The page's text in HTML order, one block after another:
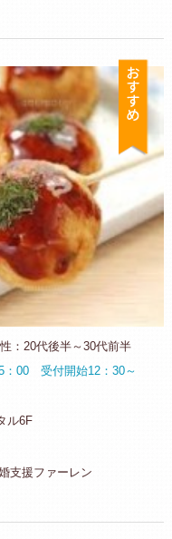
お
：20代後半～30代前半
：00 受付開始12：30～
ル6F
支援ファーレン